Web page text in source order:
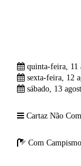
quinta-feira, 11
sexta-feira, 12
sábado, 13
Cartaz Não
Com Campismo